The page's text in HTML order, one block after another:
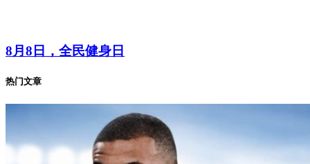
8月8日，全民健身日
热门文章